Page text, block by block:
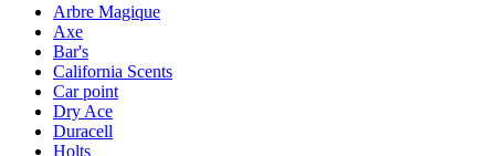
Arbre Magique
Axe
Bar's
California Scents
Car point
Dry Ace
Duracell
Holts